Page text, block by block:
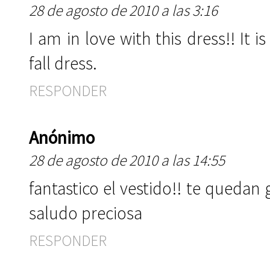
28 de agosto de 2010 a las 3:16
I am in love with this dress!! It
fall dress.
RESPONDER
Anónimo
28 de agosto de 2010 a las 14:55
fantastico el vestido!! te quedan
saludo preciosa
RESPONDER